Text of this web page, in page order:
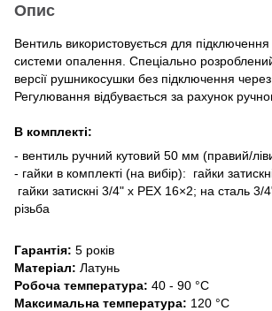
Опис
Вентиль використовується для
системи опалення. Cпеціально
версії рушникосушки без підключення через
Регулювання відбувається за рахунок
В комплекті:
- вентиль ручний кутовий 50 мм (правий/
- гайки в комплекті (на вибір): гайки
гайки затискні 3/4" x PEX 16×2; на сталь 3/
різьба
Гарантія: 5 років
Матеріал: Латунь
Робоча температура: 40 - 90 °C
Максимальна температура: 120 °C